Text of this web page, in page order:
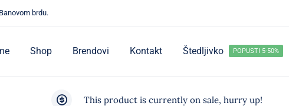
brdu.
Shop Brendovi Kontakt Štedljivko POPUSTI 5-50%
This product is currently on sale, hurry up!